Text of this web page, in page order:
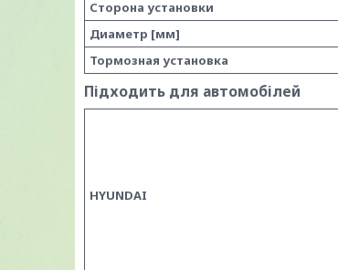
Сторона установки
Диаметр [мм]
Тормозная установка
Підходить для автомобілей
HYUNDAI